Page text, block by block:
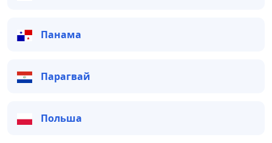
Панама
Парагвай
Польша